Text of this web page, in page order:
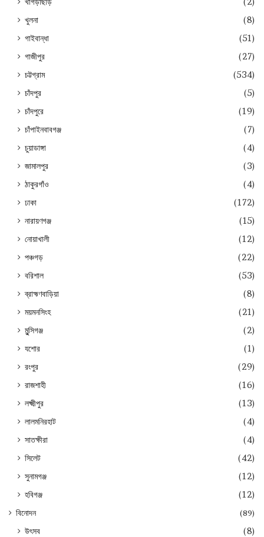
খুলনা
(8)
গাইবান্ধা
(51)
গাজীপুর
(27)
চট্টগ্রাম
(534)
চাঁদপুর
(5)
চাঁদপুরে
(19)
চাঁপাইনবাবগঞ্জ
(7)
চুয়াডাঙ্গা
(4)
জামালপুর
(3)
ঠাকুরগাঁও
(4)
ঢাকা
(172)
নারায়ণগঞ্জ
(15)
নোয়াখালী
(12)
পঞ্চগড়
(22)
বরিশাল
(53)
ব্রাহ্মণবাড়িয়া
(8)
ময়মনসিংহ
(21)
মুন্সিগঞ্জ
(2)
যশোর
(1)
রংপুর
(29)
রাজশাহী
(16)
লক্ষ্মীপুর
(13)
লালমনিরহাট
(4)
সাতক্ষীরা
(4)
সিলেট
(42)
সুনামগঞ্জ
(12)
হবিগঞ্জ
(12)
বিনোদন (89)
উৎসব
(8)